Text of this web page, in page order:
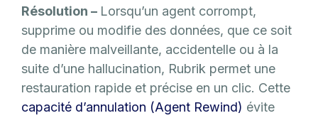
Résolution – Lorsqu’un agent corrompt,
supprime ou modifie des données, que ce soit
de manière malveillante, accidentelle ou à la
suite d’une hallucination, Rubrik permet une
restauration rapide et précise en un clic. Cette
capacité d’annulation (Agent Rewind) évite